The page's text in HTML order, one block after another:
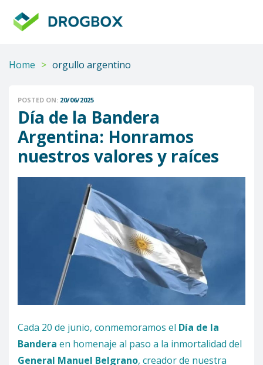
Home > orgullo argentino
POSTED ON: 20/06/2025
Día de la Bandera
Argentina: Honramos
nuestros valores y raíces
Cada 20 de junio, conmemoramos el Día de la
Bandera en homenaje al paso a la inmortalidad del
General Manuel Belgrano, creador de nuestra